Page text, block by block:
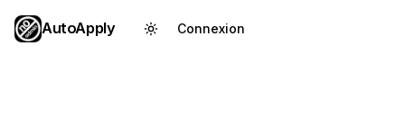
AutoApply Connexion